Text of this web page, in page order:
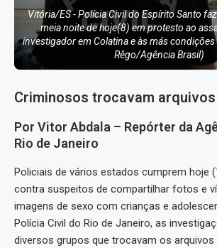
Vitória/ES - Polícia Civil do Espírito Santo
meia noite de hoje(8) em protesto ao
investigador em Colatina e às más condições
Rêgo/Agência Brasil)
Criminosos trocavam
Por Vitor Abdala – Repórter da
Rio de Janeiro
Policiais de vários estados cumprem hoje
contra suspeitos de compartilhar fotos e
imagens de sexo com crianças e
Polícia Civil do Rio de Janeiro, as
diversos grupos que trocavam os arquivos